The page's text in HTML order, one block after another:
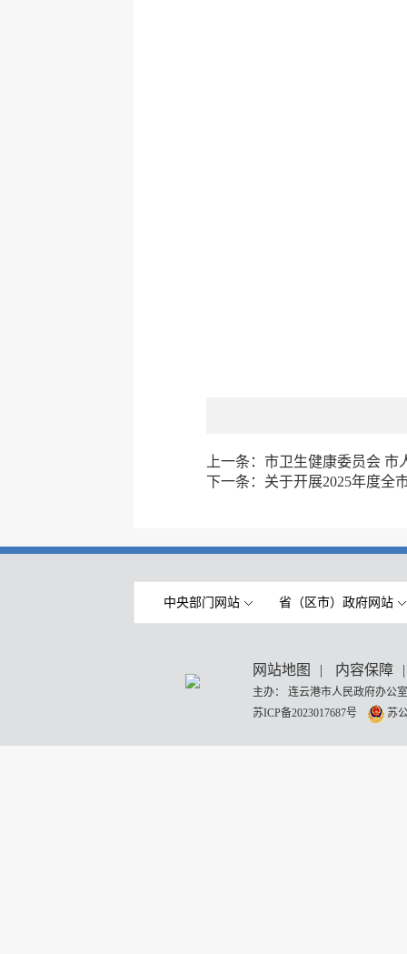
上一条： 市卫生健康委员会 市
下一条： 关于开展2025年度全
中央部门网站 省（区市）政府网站
网站地图 | 内容保障 |
主办： 连云港市人民政府办
苏ICP备2023017687号
苏